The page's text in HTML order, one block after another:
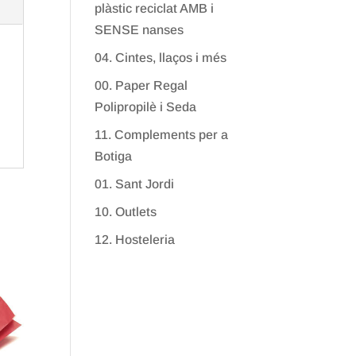
plàstic reciclat AMB i
SENSE nanses
04. Cintes, llaços i més
00. Paper Regal
Polipropilè i Seda
11. Complements per a
Botiga
01. Sant Jordi
10. Outlets
12. Hosteleria